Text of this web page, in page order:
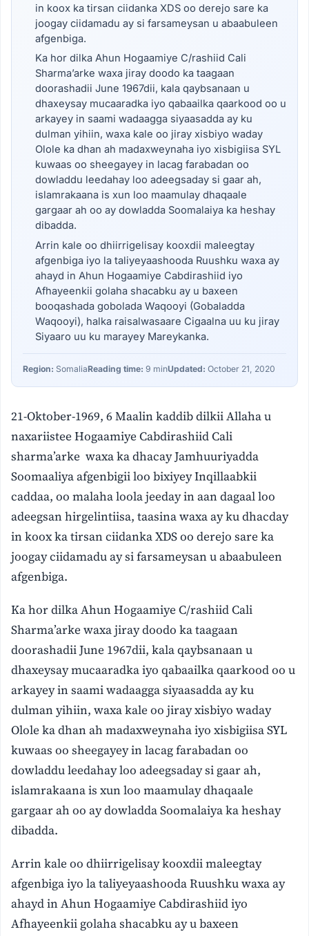
in koox ka tirsan ciidanka XDS oo derejo sare ka
joogay ciidamadu ay si farsameysan u abaabuleen
afgenbiga.
Ka hor dilka Ahun Hogaamiye C/rashiid Cali
Sharma’arke waxa jiray doodo ka taagaan
doorashadii June 1967dii, kala qaybsanaan u
dhaxeysay mucaaradka iyo qabaailka qaarkood oo u
arkayey in saami wadaagga siyaasadda ay ku
dulman yihiin, waxa kale oo jiray xisbiyo waday
Olole ka dhan ah madaxweynaha iyo xisbigiisa SYL
kuwaas oo sheegayey in lacag farabadan oo
dowladdu leedahay loo adeegsaday si gaar ah,
islamrakaana is xun loo maamulay dhaqaale
gargaar ah oo ay dowladda Soomalaiya ka heshay
dibadda.
Arrin kale oo dhiirrigelisay kooxdii maleegtay
afgenbiga iyo la taliyeyaashooda Ruushku waxa ay
ahayd in Ahun Hogaamiye Cabdirashiid iyo
Afhayeenkii golaha shacabku ay u baxeen
booqashada gobolada Waqooyi (Gobaladda
Waqooyi), halka raisalwasaare Cigaalna uu ku jiray
Siyaaro uu ku marayey Mareykanka.
Region: SomaliaReading time: 9 minUpdated: October 21, 2020
21-Oktober-1969, 6 Maalin kaddib dilkii Allaha u
naxariistee Hogaamiye Cabdirashiid Cali
sharma’arke waxa ka dhacay Jamhuuriyadda
Soomaaliya afgenbigii loo bixiyey Inqillaabkii
caddaa, oo malaha loola jeeday in aan dagaal loo
adeegsan hirgelintiisa, taasina waxa ay ku dhacday
in koox ka tirsan ciidanka XDS oo derejo sare ka
joogay ciidamadu ay si farsameysan u abaabuleen
afgenbiga.
Ka hor dilka Ahun Hogaamiye C/rashiid Cali
Sharma’arke waxa jiray doodo ka taagaan
doorashadii June 1967dii, kala qaybsanaan u
dhaxeysay mucaaradka iyo qabaailka qaarkood oo u
arkayey in saami wadaagga siyaasadda ay ku
dulman yihiin, waxa kale oo jiray xisbiyo waday
Olole ka dhan ah madaxweynaha iyo xisbigiisa SYL
kuwaas oo sheegayey in lacag farabadan oo
dowladdu leedahay loo adeegsaday si gaar ah,
islamrakaana is xun loo maamulay dhaqaale
gargaar ah oo ay dowladda Soomalaiya ka heshay
dibadda.
Arrin kale oo dhiirrigelisay kooxdii maleegtay
afgenbiga iyo la taliyeyaashooda Ruushku waxa ay
ahayd in Ahun Hogaamiye Cabdirashiid iyo
Afhayeenkii golaha shacabku ay u baxeen